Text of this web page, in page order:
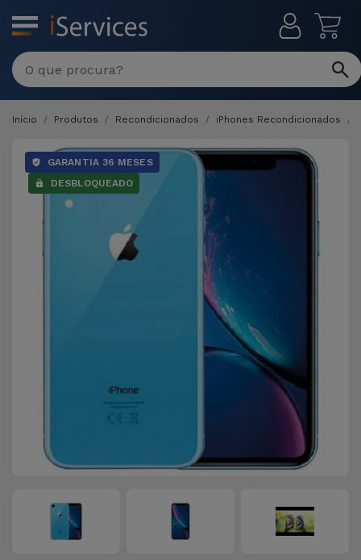
MENU
Início Produtos Recondicionados iPhones Recondicionados
GARANTIA 36 MESES
DESBLOQUEADO